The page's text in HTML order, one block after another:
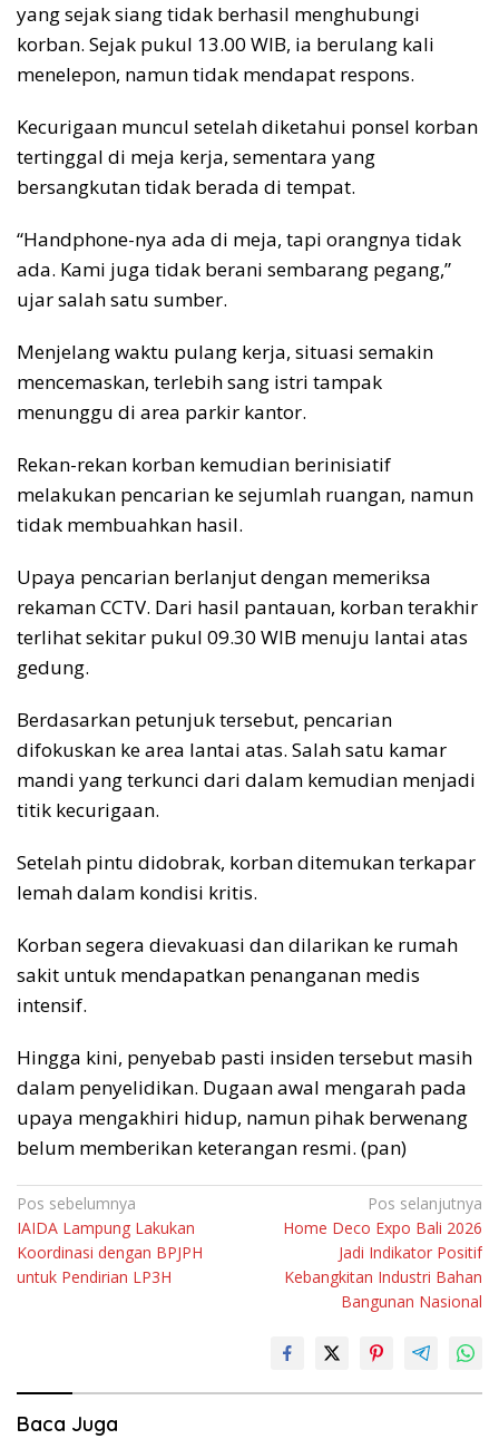
yang sejak siang tidak berhasil menghubungi
korban. Sejak pukul 13.00 WIB, ia berulang kali
menelepon, namun tidak mendapat respons.
Kecurigaan muncul setelah diketahui ponsel korban
tertinggal di meja kerja, sementara yang
bersangkutan tidak berada di tempat.
“Handphone-nya ada di meja, tapi orangnya tidak
ada. Kami juga tidak berani sembarang pegang,”
ujar salah satu sumber.
Menjelang waktu pulang kerja, situasi semakin
mencemaskan, terlebih sang istri tampak
menunggu di area parkir kantor.
Rekan-rekan korban kemudian berinisiatif
melakukan pencarian ke sejumlah ruangan, namun
tidak membuahkan hasil.
Upaya pencarian berlanjut dengan memeriksa
rekaman CCTV. Dari hasil pantauan, korban terakhir
terlihat sekitar pukul 09.30 WIB menuju lantai atas
gedung.
Berdasarkan petunjuk tersebut, pencarian
difokuskan ke area lantai atas. Salah satu kamar
mandi yang terkunci dari dalam kemudian menjadi
titik kecurigaan.
Setelah pintu didobrak, korban ditemukan terkapar
lemah dalam kondisi kritis.
Korban segera dievakuasi dan dilarikan ke rumah
sakit untuk mendapatkan penanganan medis
intensif.
Hingga kini, penyebab pasti insiden tersebut masih
dalam penyelidikan. Dugaan awal mengarah pada
upaya mengakhiri hidup, namun pihak berwenang
belum memberikan keterangan resmi. (pan)
Navigasi
pos
Pos sebelumnya
IAIDA Lampung Lakukan
Koordinasi dengan BPJPH
untuk Pendirian LP3H
Pos selanjutnya
Home Deco Expo Bali 2026
Jadi Indikator Positif
Kebangkitan Industri Bahan
Bangunan Nasional
Baca Juga